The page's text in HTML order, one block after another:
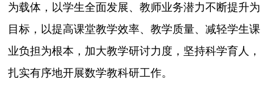
为载体，以学生全面发展、教师业务潜力不断提升为
目标，以提高课堂教学效率、教学质量、减轻学生课
业负担为根本，加大教学研讨力度，坚持科学育人，
扎实有序地开展数学教科研工作。